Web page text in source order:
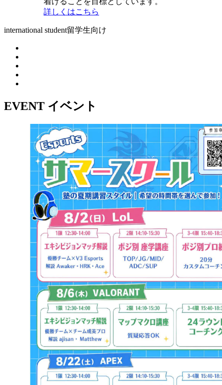
詳しくはこちら
international student留学生向け
EVENT イベント